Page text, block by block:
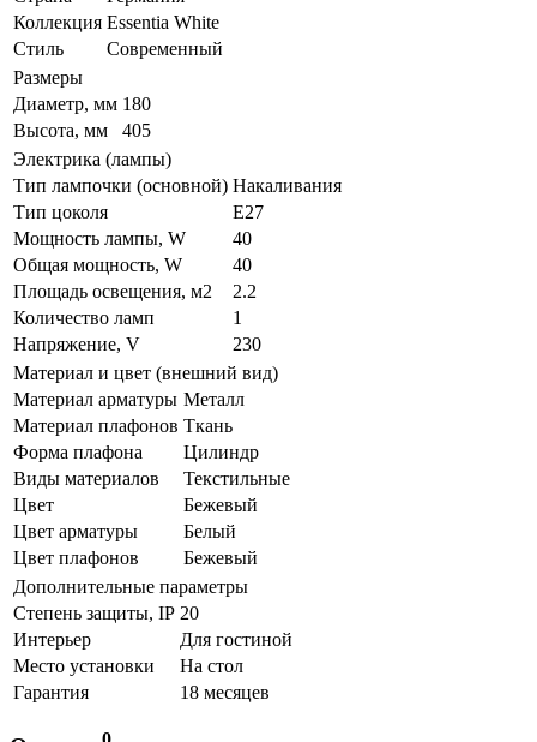
Коллекция Essentia White
Стиль
Современный
Размеры
Диаметр, мм 180
Высота, мм
405
Электрика (лампы)
Тип лампочки (основной) Накаливания
Тип цоколя
E27
Мощность лампы, W
40
Общая мощность, W
40
Площадь освещения, м2
2.2
Количество ламп
1
Напряжение, V
230
Материал и цвет (внешний вид)
Материал арматуры Металл
Материал плафонов Ткань
Форма плафона
Цилиндр
Виды материалов
Текстильные
Цвет
Бежевый
Цвет арматуры
Белый
Цвет плафонов
Бежевый
Дополнительные параметры
Степень защиты, IP 20
Интерьер
Для гостиной
Место установки
На стол
Гарантия
18 месяцев